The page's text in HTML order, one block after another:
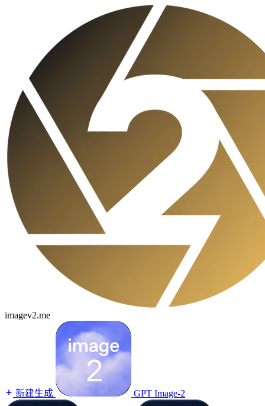
imagev2.me
新建生成 GPT Image-2